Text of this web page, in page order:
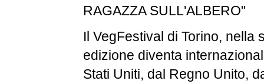
RAGAZZA SULL'ALBERO"
Il VegFestival di Torino, nella
edizione diventa
Stati Uniti, dal Regno Unito,